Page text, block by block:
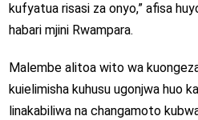
kufyatua risasi za onyo,” afisa
habari mjini Rwampara.
Malembe alitoa wito wa
kuielimisha kuhusu ugonjwa huo
linakabiliwa na changamoto